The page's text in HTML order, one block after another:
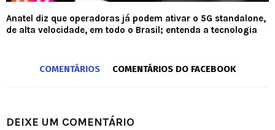
Anatel diz que operadoras já podem ativar o 5G standalone,
de alta velocidade, em todo o Brasil; entenda a tecnologia
COMENTÁRIOS COMENTÁRIOS DO FACEBOOK
DEIXE UM COMENTÁRIO